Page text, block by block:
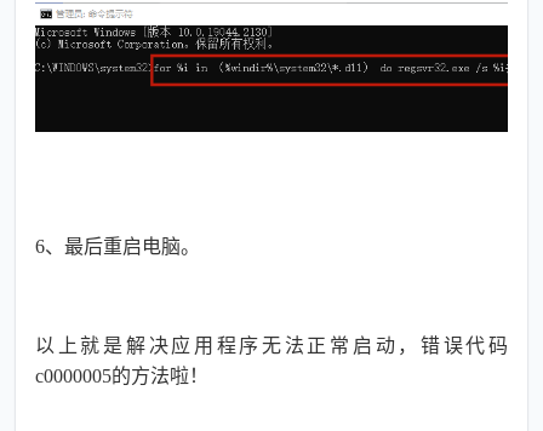
6、 最后重启电脑。
以上就是解决应用程序无法正常启动，错误代码
c0000005的方法啦！